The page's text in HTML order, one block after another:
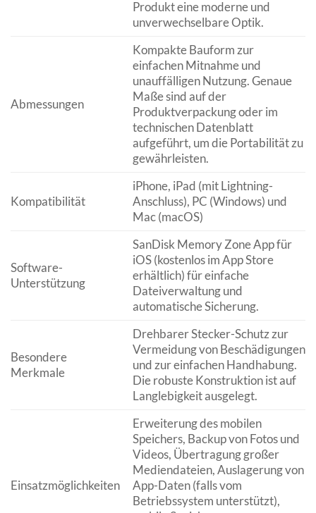
Produkt eine moderne und
unverwechselbare Optik.
Abmessungen
Kompakte Bauform zur
einfachen Mitnahme und
unauffälligen Nutzung. Genaue
Maße sind auf der
Produktverpackung oder im
technischen Datenblatt
aufgeführt, um die Portabilität zu
gewährleisten.
Kompatibilität
iPhone, iPad (mit Lightning-
Anschluss), PC (Windows) und
Mac (macOS)
Software-
Unterstützung
SanDisk Memory Zone App für
iOS (kostenlos im App Store
erhältlich) für einfache
Dateiverwaltung und
automatische Sicherung.
Besondere
Merkmale
Drehbarer Stecker-Schutz zur
Vermeidung von Beschädigungen
und zur einfachen Handhabung.
Die robuste Konstruktion ist auf
Langlebigkeit ausgelegt.
Einsatzmöglichkeiten
Erweiterung des mobilen
Speichers, Backup von Fotos und
Videos, Übertragung großer
Mediendateien, Auslagerung von
App-Daten (falls vom
Betriebssystem unterstützt),